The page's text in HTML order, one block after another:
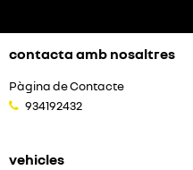
contacta amb nosaltres
Pàgina de Contacte
934192432
vehicles